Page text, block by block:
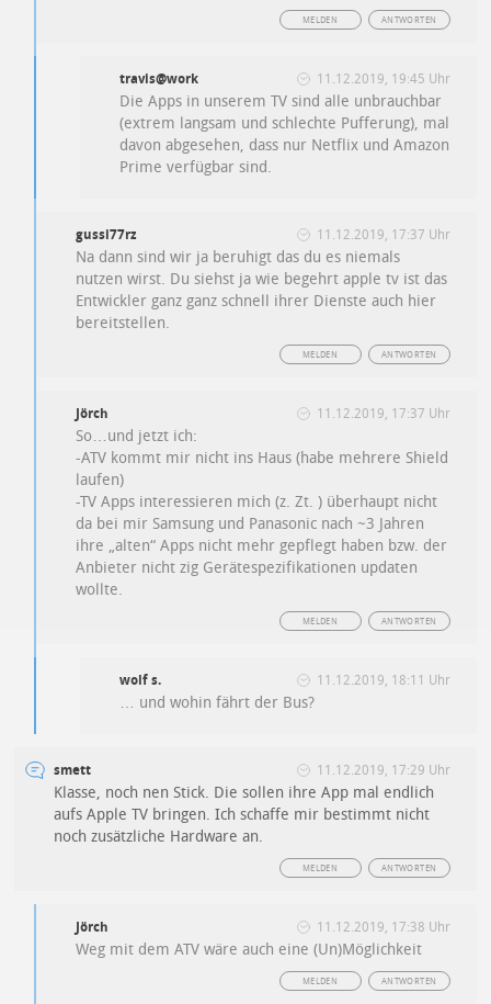
ANTWORTEN
MELDEN
travis@work 11.12.2019, 19:45 Uhr
Die Apps in unserem TV sind alle unbrauchbar
(extrem langsam und schlechte Pufferung), mal
davon abgesehen, dass nur Netflix und Amazon
Prime verfügbar sind.
gussi77rz 11.12.2019, 17:37 Uhr
Na dann sind wir ja beruhigt das du es niemals
nutzen wirst. Du siehst ja wie begehrt apple tv ist das
Entwickler ganz ganz schnell ihrer Dienste auch hier
bereitstellen.
ANTWORTEN
MELDEN
Jörch 11.12.2019, 17:37 Uhr
So…und jetzt ich:
-ATV kommt mir nicht ins Haus (habe mehrere Shield
laufen)
-TV Apps interessieren mich (z. Zt. ) überhaupt nicht
da bei mir Samsung und Panasonic nach ~3 Jahren
ihre „alten“ Apps nicht mehr gepflegt haben bzw. der
Anbieter nicht zig Gerätespezifikationen updaten
wollte.
ANTWORTEN
MELDEN
wolf s. 11.12.2019, 18:11 Uhr
… und wohin fährt der Bus?
smett 11.12.2019, 17:29 Uhr
Klasse, noch nen Stick. Die sollen ihre App mal endlich
aufs Apple TV bringen. Ich schaffe mir bestimmt nicht
noch zusätzliche Hardware an.
ANTWORTEN
MELDEN
Jörch 11.12.2019, 17:38 Uhr
Weg mit dem ATV wäre auch eine (Un)Möglichkeit
ANTWORTEN
MELDEN